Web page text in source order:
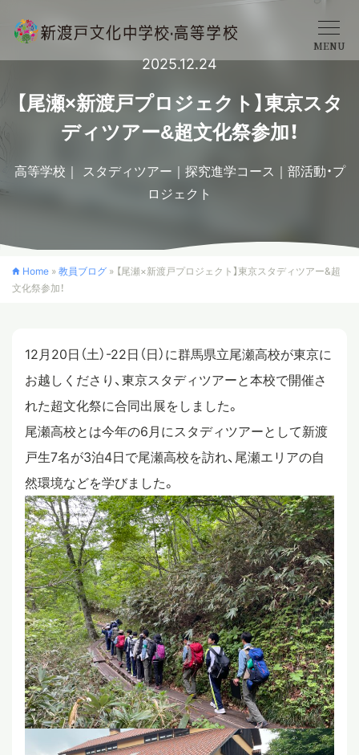
学校概要
入学案内
スタディツアー
ニュース
教員ブログ
在校生・保護者・卒業生の方へ
MENU
2025.12.24
【尾瀬×新渡戸プロジェクト】東京スタ
ディツアー&超文化祭参加！
高等学校 スタディツアー 探究進学コース
部活動・プ
ロジェクト
Home » 教員ブログ » 【尾瀬×新渡戸プロジェクト】東京スタディツアー&超
文化祭参加！
12月20日（土）-22日（日）に群馬県立尾瀬高校が東京に
お越しくださり、東京スタディツアーと本校で開催さ
れた超文化祭に合同出展をしました。
尾瀬高校とは今年の6月にスタディツアーとして新渡
戸生7名が3泊4日で尾瀬高校を訪れ、尾瀬エリアの自
然環境などを学びました。